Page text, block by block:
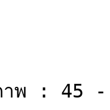
ภาพ : 45